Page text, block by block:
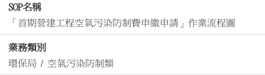
SOP名稱
「首期營建工程空氣污染防制費申繳申請」作業流程圖
業務類別
環保局 / 空氣污染防制類